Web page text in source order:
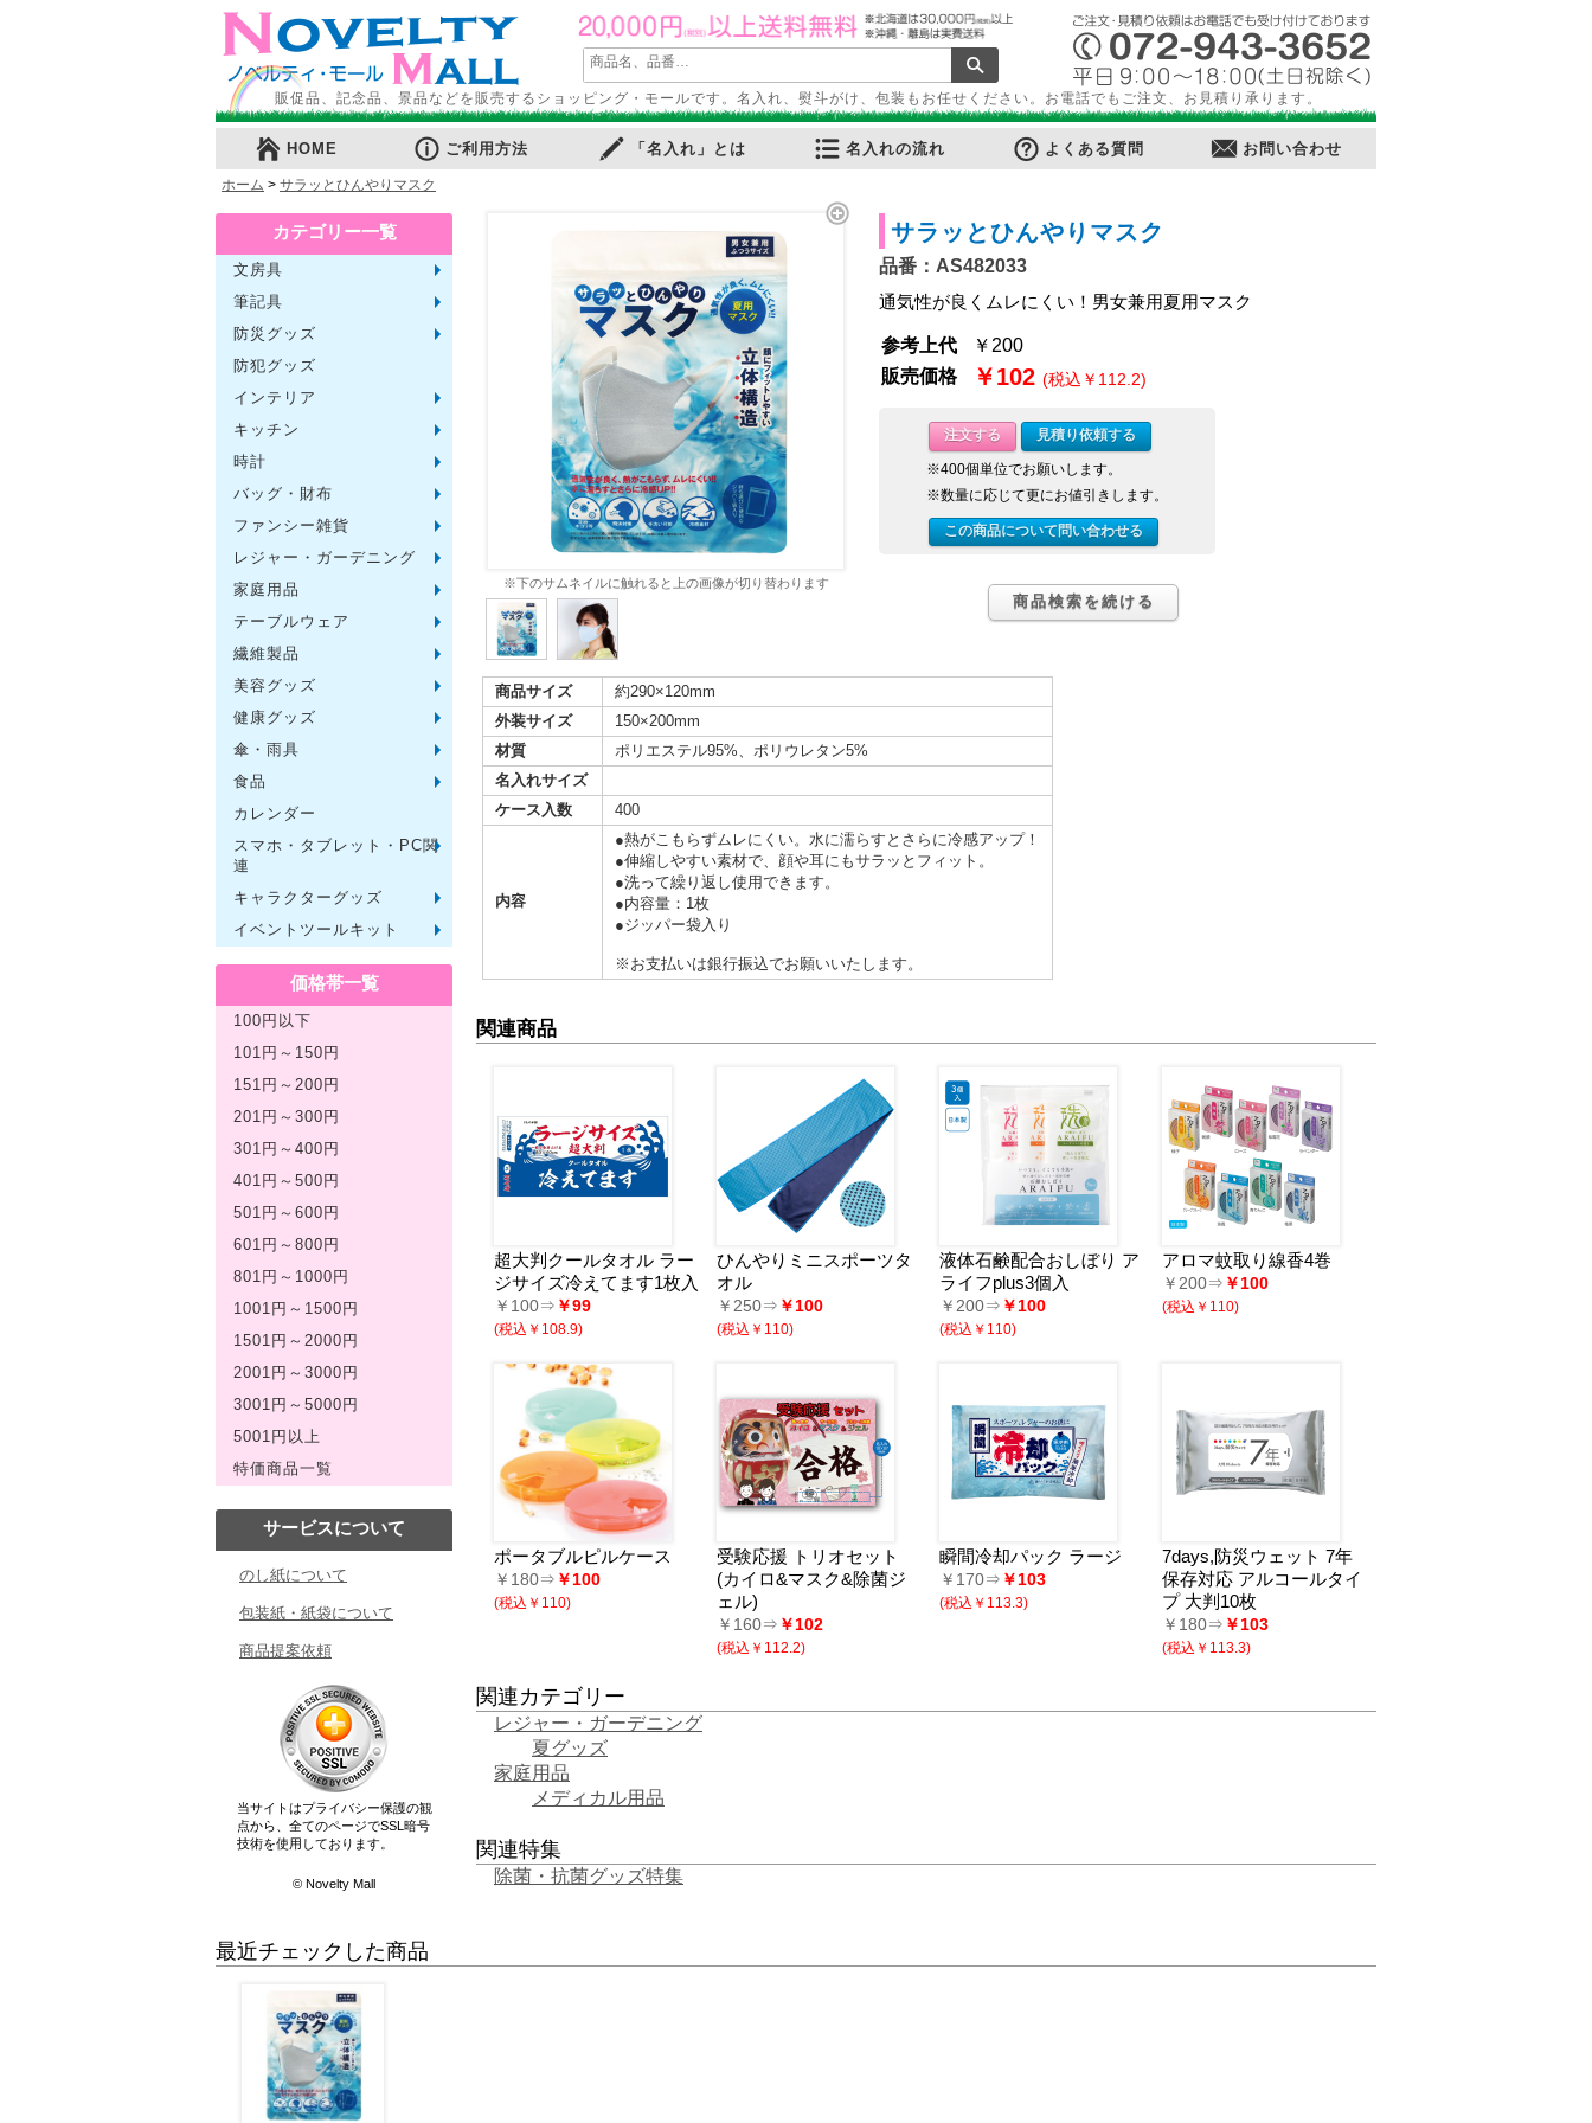
販促品、記念品、景品などを販売するショッピング・モールです。名入れ、熨斗がけ、包装もお任せください。お電話でもご注文、お見積り承ります。
HOME ご利用方法 「名入れ」とは 名入れの流れ よくある質問 お問い合わせ
ホーム > サラッとひんやりマスク
カテゴリー一覧
文房具
筆記具
単色ボールペン
多色・多機能ペン
国内メーカー筆記具
マーカー・色鉛筆・クレヨン
防災グッズ
電池不要！防災用品
ブランケット・シート
携帯充電可能グッズ
防犯グッズ
インテリア
フォトフレーム
アロマディフューザー
ライト・キャンドル
インテリア小物
クッション・チェア
キッチン
スチーマー・鍋
キッチン家電
はかり・スケール
時計
置時計・目覚し時計
多機能時計
腕時計・ストップウォッチ
バッグ・財布
トートバッグ
ポーチ・巾着
エコバッグ
保温冷バッグ
レジカゴバッグ
同柄シリーズ
ファンシー雑貨
アニマルキャラクター
スイーツモチーフ
アクセサリー
お守・縁起物
レジャー・ガーデニング
保温冷バッグ・ケース
水筒・ボトル・タンブラー
ランチボックス
シート・クッション・チェア
ドライブ・トラベル
ライト・ツール
ガーデニング用品
家庭用品
紙製品
掃除用品
洗濯用品
生活家電
便利グッズ
セット商品・ギフト商品
メディカル用品
うちわ・扇子
カイロ・湯たんぽ
その他
テーブルウェア
陶磁器
カップ・湯呑
ガラス製品
おはし類・カトラリー
タンブラー
その他
繊維製品
タオル
クロス・クリーナー
ブランケット
マフラー・スカーフ
衣類
その他
美容グッズ
コスメグッズ
ミラー
ネイルケア
バスグッズ
その他
健康グッズ
体脂肪対策
マッサージ・リラックス
温湿度管理
歩数計
その他
傘・雨具
長傘
折りたたみ傘
晴雨兼用傘
レインコート・ポンチョ
その他
食品
お菓子類
ラーメン
うどん・そば
そうめん
麺類その他
お米・餅
調味料
飲み物
非常食
プチギフト
その他
カレンダー
スマホ・タブレット・PC関
連
キャラクターグッズ 文房具
バッグ・財布
レジャー用品
テーブルウェア
繊維製品
その他
イベントツールキット
価格帯一覧
100円以下
101円～150円
151円～200円
201円～300円
301円～400円
401円～500円
501円～600円
601円～800円
801円～1000円
1001円～1500円
1501円～2000円
2001円～3000円
3001円～5000円
5001円以上
特価商品一覧
サービスについて
のし紙について
包装紙・紙袋について
商品提案依頼
当サイトはプライバシー保護の観
点から、全てのページでSSL暗号
技術を使用しております。
© Novelty Mall
※下のサムネイルに触れると上の画像が切り替わります
サラッとひんやりマスク
品番：AS482033
通気性が良くムレにくい！男女兼用夏用マスク
参考上代
￥200
販売価格
￥102 (税込￥112.2)
注文する 見積り依頼する
※400個単位でお願いします。
※数量に応じて更にお値引きします。
この商品について問い合わせる
商品検索を続ける
商品サイズ
約290×120mm
外装サイズ
150×200mm
材質
ポリエステル95%、ポリウレタン5%
名入れサイズ
ケース入数
400
内容
●熱がこもらずムレにくい。水に濡らすとさらに冷感アップ！
●伸縮しやすい素材で、顔や耳にもサラッとフィット。
●洗って繰り返し使用できます。
●内容量：1枚
●ジッパー袋入り
※お支払いは銀行振込でお願いいたします。
関連商品
超大判クールタオル ラー
ジサイズ冷えてます1枚入
￥100⇒ ￥99
(税込￥108.9)
ひんやりミニスポーツタ
オル
￥250⇒ ￥100
(税込￥110)
液体石鹸配合おしぼり ア
ライフplus3個入
￥200⇒ ￥100
(税込￥110)
アロマ蚊取り線香4巻
￥200⇒ ￥100
(税込￥110)
ポータブルピルケース
￥180⇒ ￥100
(税込￥110)
受験応援 トリオセット
(カイロ&マスク&除菌ジ
ェル)
￥160⇒ ￥102
(税込￥112.2)
瞬間冷却パック ラージ
￥170⇒ ￥103
(税込￥113.3)
7days,防災ウェット 7年
保存対応 アルコールタイ
プ 大判10枚
￥180⇒ ￥103
(税込￥113.3)
関連カテゴリー
レジャー・ガーデニング
夏グッズ
家庭用品
メディカル用品
関連特集
除菌・抗菌グッズ特集
最近チェックした商品